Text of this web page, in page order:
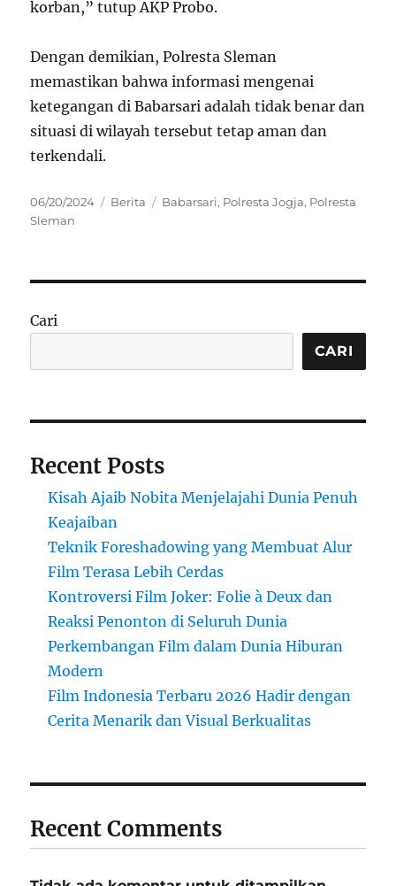
korban,” tutup AKP Probo.
Dengan demikian, Polresta Sleman
memastikan bahwa informasi mengenai
ketegangan di Babarsari adalah tidak benar dan
situasi di wilayah tersebut tetap aman dan
terkendali.
Posted
on
06/20/2024 Categories
Berita Tags
Babarsari, Polresta Jogja, Polresta
Sleman
Cari
CARI
Recent Posts
Kisah Ajaib Nobita Menjelajahi Dunia Penuh
Keajaiban
Teknik Foreshadowing yang Membuat Alur
Film Terasa Lebih Cerdas
Kontroversi Film Joker: Folie à Deux dan
Reaksi Penonton di Seluruh Dunia
Perkembangan Film dalam Dunia Hiburan
Modern
Film Indonesia Terbaru 2026 Hadir dengan
Cerita Menarik dan Visual Berkualitas
Recent Comments